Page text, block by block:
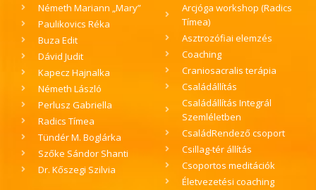
Németh Mariann „Mary”
Paulikovics Réka
Buza Edit
Dávid Judit
Kapecz Hajnalka
Németh László
Perlusz Gabriella
Radics Tímea
Tündér M. Boglárka
Szőke Sándor Shanti
Dr. Kőszegi Szilvia
Arcjóga workshop (Radics
Tímea)
Asztrozófiai elemzés
Coaching
Craniosacralis terápia
Családállítás
Családállítás Integrál
Szemléletben
CsaládRendező csoport
Csillag-tér állítás
Csoportos meditációk
Életvezetési coaching